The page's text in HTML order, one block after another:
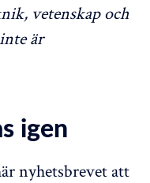
vetenskap och
är
igen
nyhetsbrevet att